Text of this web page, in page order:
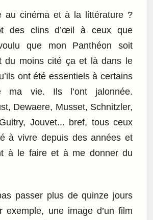
au cinéma et à la littérature ?
des clins d’œil à ceux que
que mon Panthéon soit
du moins cité ça et là dans le
ont été essentiels à certains
ma vie. Ils l’ont jalonnée.
Dewaere, Musset, Schnitzler,
Jouvet... bref, tous ceux
à vivre depuis des années et
à le faire et à me donner du
passer plus de quinze jours
exemple, une image d’un film